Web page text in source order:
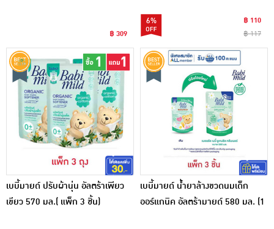
฿ 309
6%
฿ 110
฿ 117
เบบี้มายด์ ปรับผ้านุ่น อัลตร้าเพียว
เขียว 570 มล.( แพ็ก 3 ชิ้น)
เบบี้มายด์ น้ำยาล้างขวดนมเด็ก
ออร์แกนิค อัลตร้ามายด์ 580 มล. (1